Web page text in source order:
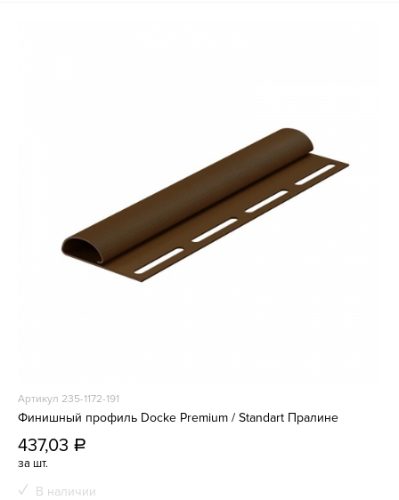
Артикул 235-1172-191
Финишный профиль Docke Premium / Standart Пралине
437,03 a
за шт.
В наличии